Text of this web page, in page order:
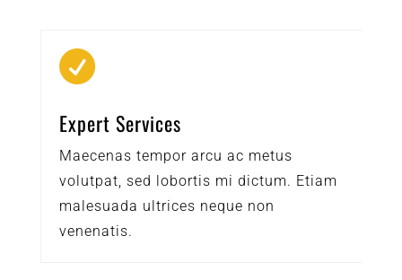

Expert Services
Maecenas tempor arcu ac metus
volutpat, sed lobortis mi dictum. Etiam
malesuada ultrices neque non
venenatis.